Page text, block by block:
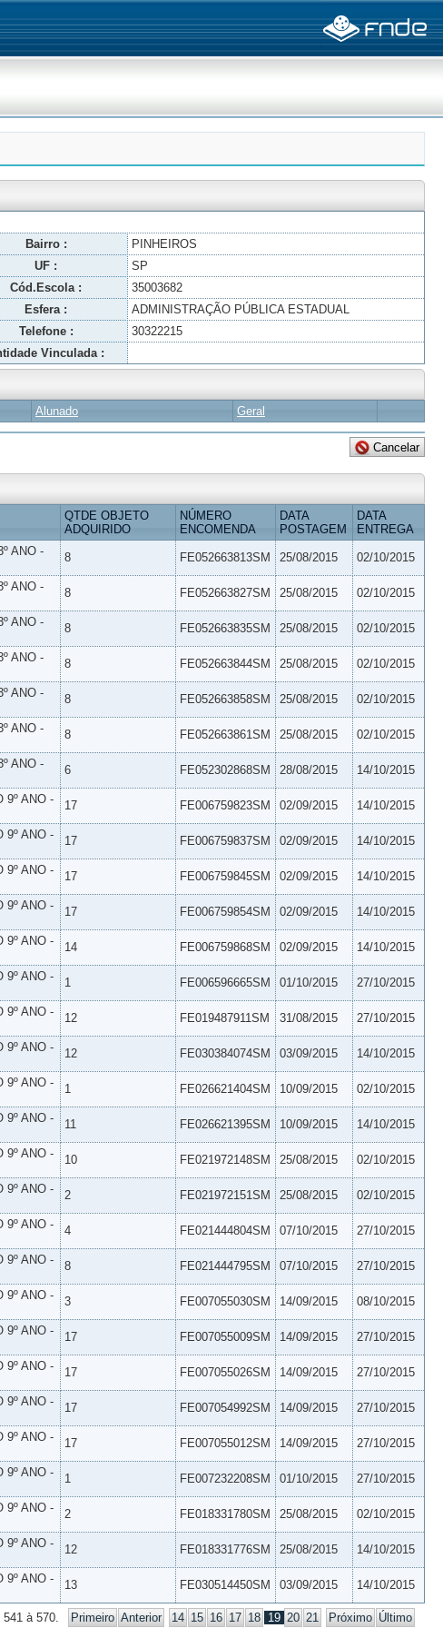
Bairro :
PINHEIROS
UF :
SP
Cód.Escola :
35003682
Esfera :
ADMINISTRAÇÃO PÚBLICA ESTADUAL
Telefone :
30322215
Vinculada :
Alunado Geral
QTDE OBJETO
ADQUIRIDO
NÚMERO
ENCOMENDA
DATA
POSTAGEM
DATA
ENTREGA
ANO -
8 FE052663813SM 25/08/2015 02/10/2015
ANO -
8 FE052663827SM 25/08/2015 02/10/2015
ANO -
8 FE052663835SM 25/08/2015 02/10/2015
ANO -
8 FE052663844SM 25/08/2015 02/10/2015
ANO -
8 FE052663858SM 25/08/2015 02/10/2015
ANO -
8 FE052663861SM 25/08/2015 02/10/2015
ANO -
6 FE052302868SM 28/08/2015 14/10/2015
9º ANO -
17 FE006759823SM 02/09/2015 14/10/2015
9º ANO -
17 FE006759837SM 02/09/2015 14/10/2015
9º ANO -
17 FE006759845SM 02/09/2015 14/10/2015
9º ANO -
17 FE006759854SM 02/09/2015 14/10/2015
9º ANO -
14 FE006759868SM 02/09/2015 14/10/2015
9º ANO -
1 FE006596665SM 01/10/2015 27/10/2015
9º ANO -
12 FE019487911SM 31/08/2015 27/10/2015
9º ANO -
12 FE030384074SM 03/09/2015 14/10/2015
9º ANO -
1 FE026621404SM 10/09/2015 02/10/2015
9º ANO -
11 FE026621395SM 10/09/2015 14/10/2015
9º ANO -
10 FE021972148SM 25/08/2015 02/10/2015
9º ANO -
2 FE021972151SM 25/08/2015 02/10/2015
9º ANO -
4 FE021444804SM 07/10/2015 27/10/2015
9º ANO -
8 FE021444795SM 07/10/2015 27/10/2015
9º ANO -
3 FE007055030SM 14/09/2015 08/10/2015
9º ANO -
17 FE007055009SM 14/09/2015 27/10/2015
9º ANO -
17 FE007055026SM 14/09/2015 27/10/2015
9º ANO -
17 FE007054992SM 14/09/2015 27/10/2015
9º ANO -
17 FE007055012SM 14/09/2015 27/10/2015
9º ANO -
1 FE007232208SM 01/10/2015 27/10/2015
9º ANO -
2 FE018331780SM 25/08/2015 02/10/2015
9º ANO -
12 FE018331776SM 25/08/2015 14/10/2015
9º ANO -
13 FE030514450SM 03/09/2015 14/10/2015
à 570. Primeiro Anterior 14 15 16 17 18 19 20 21 Próximo Último